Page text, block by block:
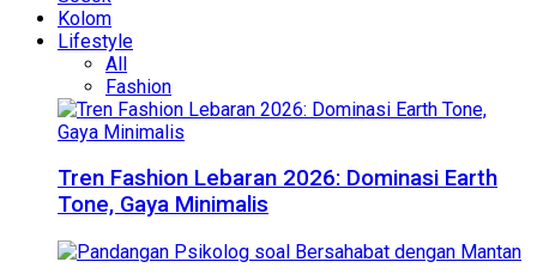
Kolom
Lifestyle
All
Fashion
Tren Fashion Lebaran 2026: Dominasi Earth
Tone, Gaya Minimalis